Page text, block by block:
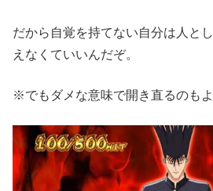
だから自覚を持てない自分は人と
えなくていいんだぞ。
※でもダメな意味で開き直るのも